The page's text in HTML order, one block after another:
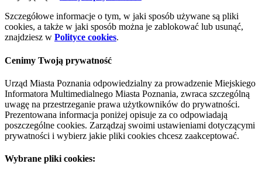
Szczegółowe informacje o tym, w jaki sposób używane są pliki
cookies, a także w jaki sposób można je zablokować lub usunąć,
znajdziesz w Polityce cookies.
Cenimy Twoją prywatność
Urząd Miasta Poznania odpowiedzialny za prowadzenie Miejskiego
Informatora Multimedialnego Miasta Poznania, zwraca szczególną
uwagę na przestrzeganie prawa użytkowników do prywatności.
Prezentowana informacja poniżej opisuje za co odpowiadają
poszczególne cookies. Zarządzaj swoimi ustawieniami dotyczącymi
prywatności i wybierz jakie pliki cookies chcesz zaakceptować.
Wybrane pliki cookies: